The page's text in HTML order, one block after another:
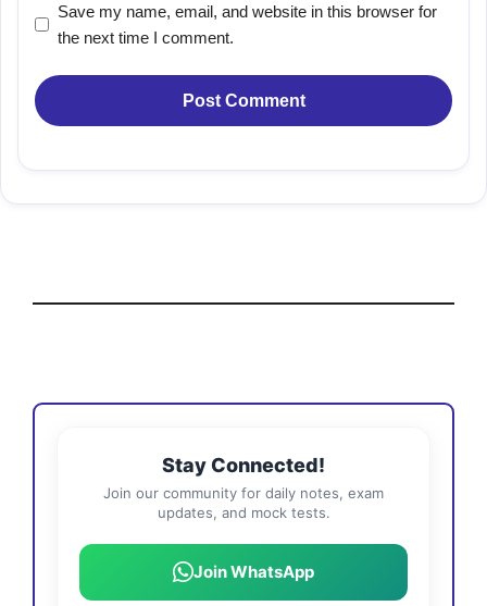
Save my name, email, and website in this browser for
the next time I comment.
Stay Connected!
Join our community for daily notes, exam
updates, and mock tests.
Join WhatsApp